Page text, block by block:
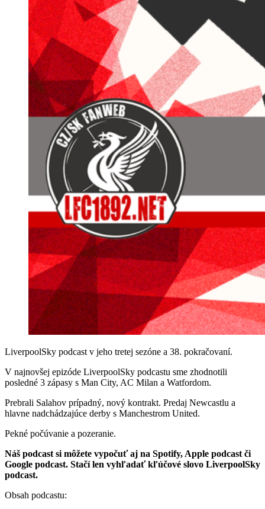
LiverpoolSky podcast v jeho tretej sezóne a 38. pokračovaní.
V najnovšej epizóde LiverpoolSky podcastu sme zhodnotili
posledné 3 zápasy s Man City, AC Milan a Watfordom.
Prebrali Salahov prípadný, nový kontrakt. Predaj Newcastlu a
hlavne nadchádzajúce derby s Manchestrom United.
Pekné počúvanie a pozeranie.
Náš podcast si môžete vypočuť aj na Spotify, Apple podcast či
Google podcast. Stačí len vyhľadať kľúčové slovo LiverpoolSky
podcast.
Obsah podcastu: